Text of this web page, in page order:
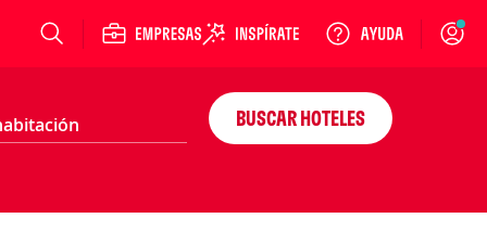
Login
BUSCAR HOTELES